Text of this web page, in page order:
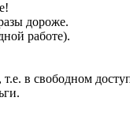
дороже.
работе).
, т.е. в свободном